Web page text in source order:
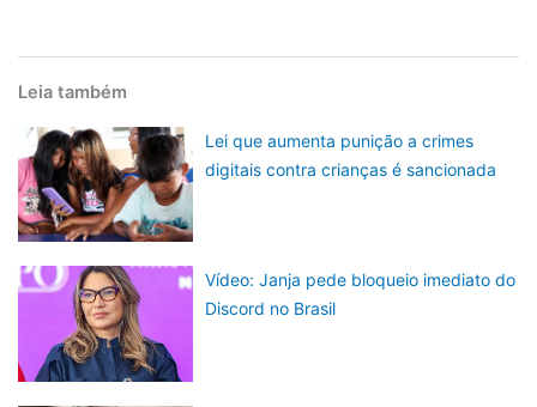
Leia também
Lei que aumenta punição a crimes
digitais contra crianças é sancionada
Vídeo: Janja pede bloqueio imediato do
Discord no Brasil